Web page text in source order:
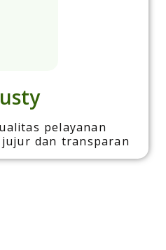
pelayanan
dan transparan